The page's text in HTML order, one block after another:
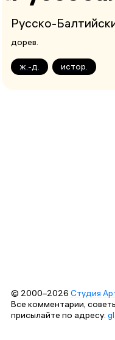
Русско-
дорев.
ж.-д. истор.
© 2000–2026 Студия
Все комментарии,
присылайте по адресу: